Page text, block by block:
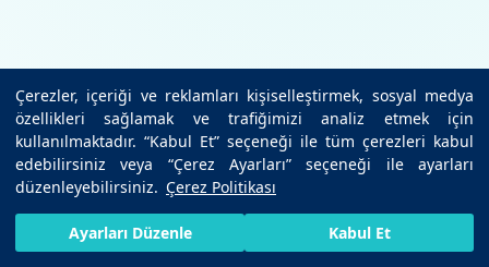
Çerezler, içeriği ve reklamları kişiselleştirmek, sosyal medya
özellikleri sağlamak ve trafiğimizi analiz etmek için
kullanılmaktadır. “Kabul Et” seçeneği ile tüm çerezleri kabul
edebilirsiniz veya “Çerez Ayarları” seçeneği ile ayarları
düzenleyebilirsiniz. Çerez Politikası
Ayarları Düzenle Kabul Et
HIZLI RANDEVU AL BIZE ULAŞIN